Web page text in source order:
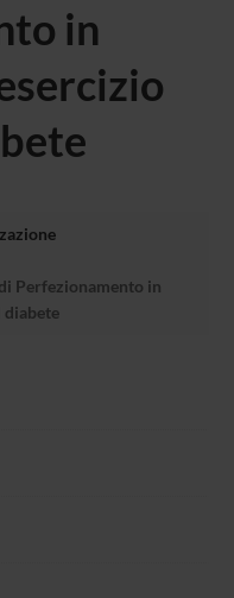
in
Perfezionamento in